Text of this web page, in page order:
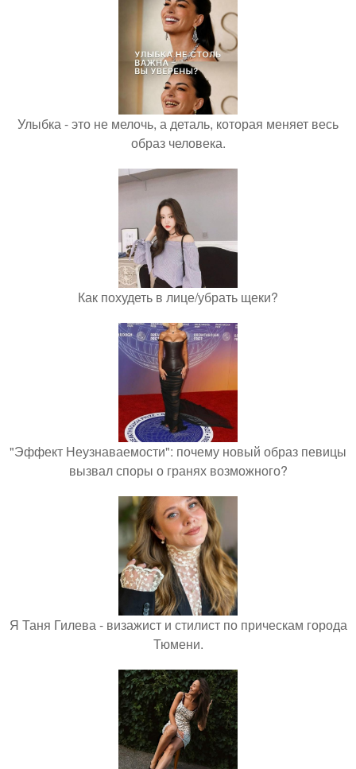
Улыбка - это не мелочь, а деталь, которая меняет весь
образ человека.
Как похудеть в лице/убрать щеки?
"Эффект Неузнаваемости": почему новый образ певицы
вызвал споры о гранях возможного?
Я Таня Гилева - визажист и стилист по прическам города
Тюмени.